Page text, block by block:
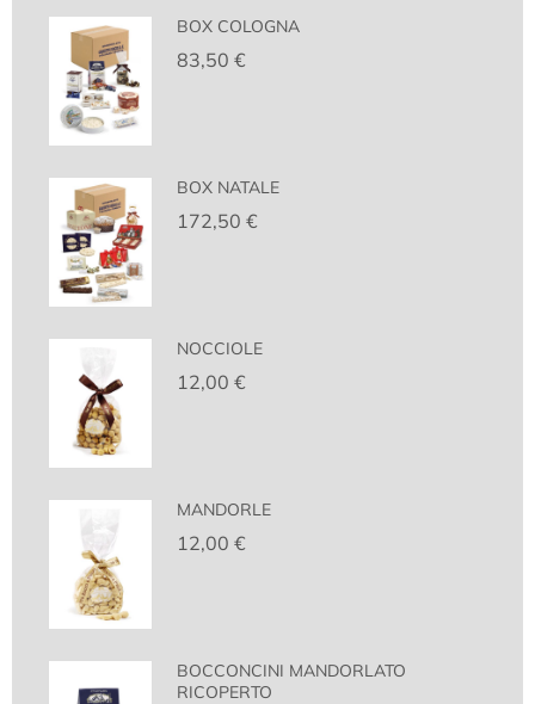
BOX COLOGNA
83,50€
BOX NATALE
172,50€
NOCCIOLE
12,00€
MANDORLE
12,00€
BOCCONCINI MANDORLATO
RICOPERTO